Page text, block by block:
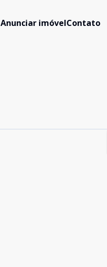
Anunciar imóvelContato